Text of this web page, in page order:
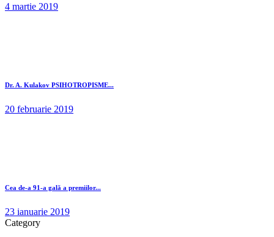
4 martie 2019
Dr. A. Kulakov PSIHOTROPISME...
20 februarie 2019
Cea de-a 91-a gală a premiilor...
23 ianuarie 2019
Category